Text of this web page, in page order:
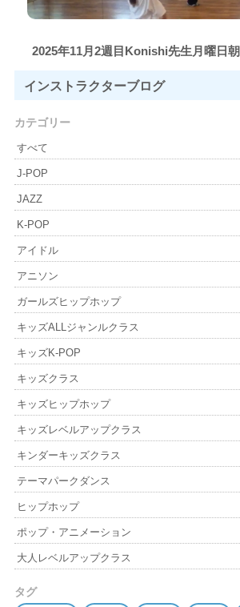
2025年11月2週目Konishi先生月曜日
インストラクターブログ
カテゴリー
すべて
J-POP
JAZZ
K-POP
アイドル
アニソン
ガールズヒップホップ
キッズALLジャンルクラス
キッズK-POP
キッズクラス
キッズヒップホップ
キッズレベルアップクラス
キンダーキッズクラス
テーマパークダンス
ヒップホップ
ポップ・アニメーション
大人レベルアップクラス
タグ